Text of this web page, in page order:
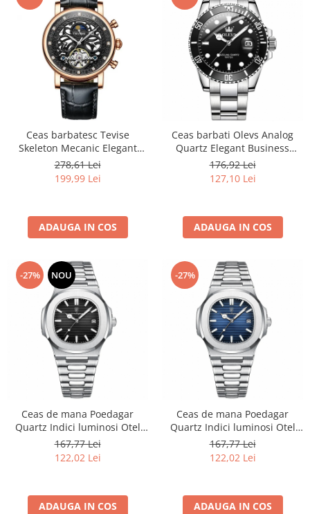
Ceas barbatesc Tevise
Skeleton Mecanic Elegant
Fashion Automatic Self Wind
Luxury Negru
278,61 Lei
199,99 Lei
ADAUGA IN COS
Ceas barbati Olevs Analog
Quartz Elegant Business
Argintiu
176,92 Lei
127,10 Lei
ADAUGA IN COS
-27% NOU
Ceas de mana Poedagar
Quartz Indici luminosi Otel
Analog Business Argintiu
Negru
167,77 Lei
122,02 Lei
ADAUGA IN COS
-27%
Ceas de mana Poedagar
Quartz Indici luminosi Otel
Analog Business Argintiu
Albastru
167,77 Lei
122,02 Lei
ADAUGA IN COS